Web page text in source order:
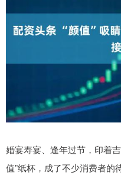
婚宴寿宴、逢年过节，印着
值”纸杯，成了不少消费者的